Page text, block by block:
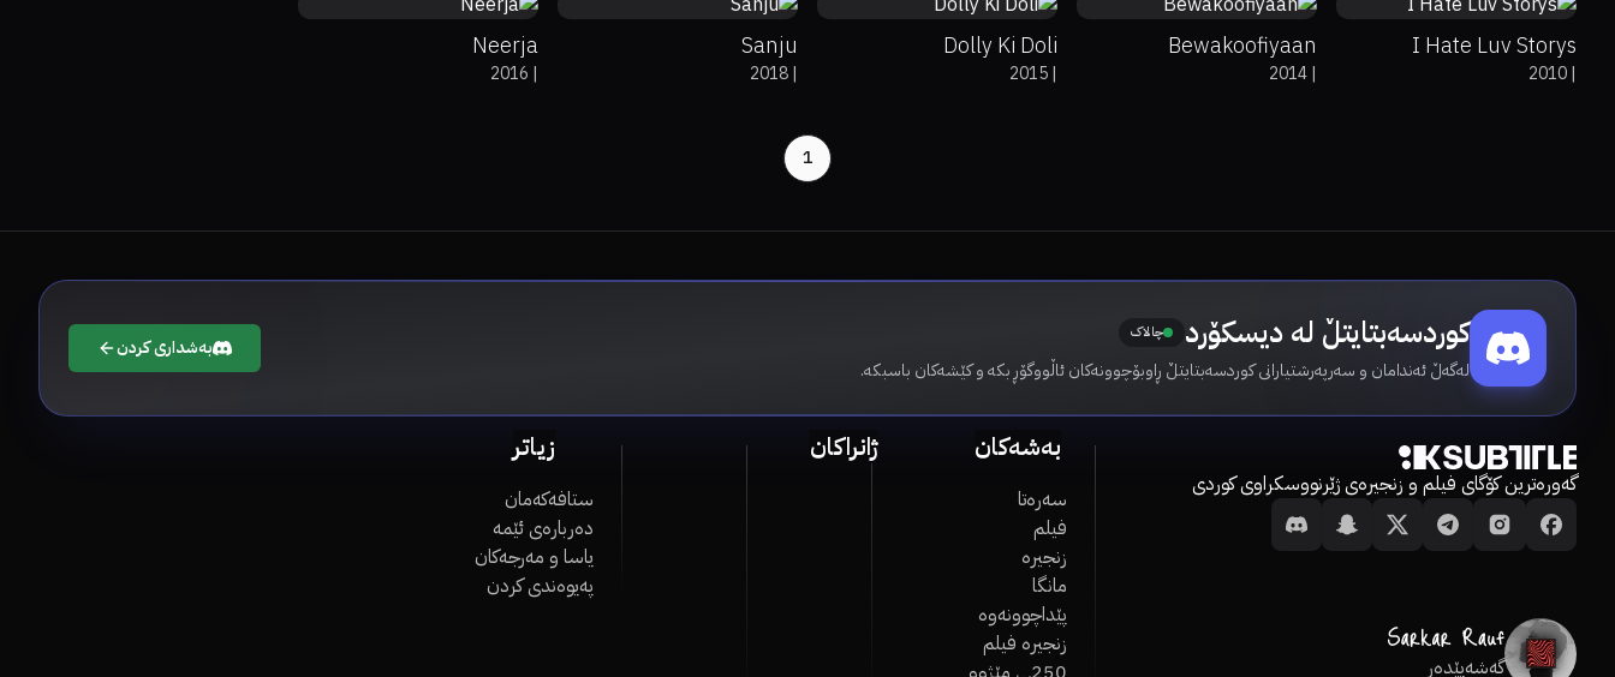
I Hate Luv Storys
|
2010
Bewakoofiyaan
|
2014
Dolly Ki Doli
|
2015
Sanju
|
2018
Neerja
|
2016
1
کوردسەبتایتڵ لە دیسکۆرد چالاک
لەگەڵ ئەندامان و سەرپەرشتیارانی کوردسەبتایتڵ ڕاوبۆچوونەکان ئاڵووگۆڕ بکە و کێشەکان باسبکە.
بەشداری کردن
گەورەترین کۆگای فیلم و زنجیرەی ژێرنووسکراوی کوردی
گەشەپێدەر
بەشەکان
سەرەتا
فیلم
زنجیرە
مانگا
پێداچوونەوە
زنجیرە فیلم
ژانراکان زیاتر
ستافەکەمان
دەربارەی ئێمە
یاسا و مەرجەکان
پەیوەندی کردن